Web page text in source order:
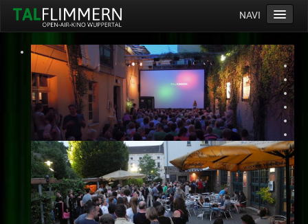
NAVI
Home
Programm
Service
Ticketinfos
Ort
Anreise
Wetter
Kinogutschein